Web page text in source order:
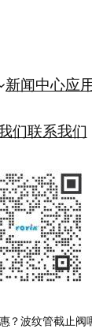
新闻中心应
们联系我们
？波纹管截止阀